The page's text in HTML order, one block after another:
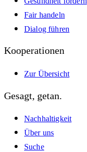
Fair handeln
Dialog führen
Kooperationen
Zur Übersicht
Gesagt, getan.
Nachhaltigkeit
Über uns
Suche